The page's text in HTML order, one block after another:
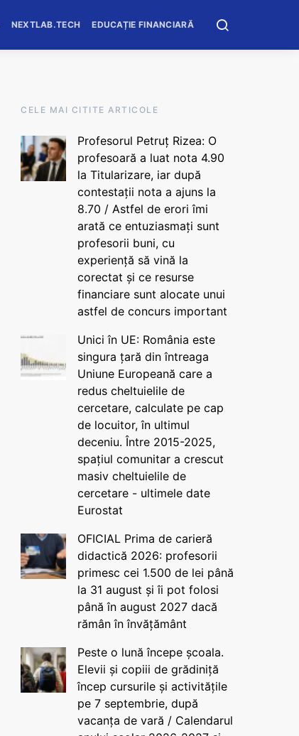
NEXTLAB.TECH EDUCAȚIE FINANCIARĂ
CELE MAI CITITE ARTICOLE
Profesorul Petruț Rizea: O
profesoară a luat nota 4.90
la Titularizare, iar după
contestații nota a ajuns la
8.70 / Astfel de erori îmi
arată ce entuziasmați sunt
profesorii buni, cu
experiență să vină la
corectat și ce resurse
financiare sunt alocate unui
astfel de concurs important
Unici în UE: România este
singura țară din întreaga
Uniune Europeană care a
redus cheltuielile de
cercetare, calculate pe cap
de locuitor, în ultimul
deceniu. Între 2015-2025,
spațiul comunitar a crescut
masiv cheltuielile de
cercetare - ultimele date
Eurostat
OFICIAL Prima de carieră
didactică 2026: profesorii
primesc cei 1.500 de lei până
la 31 august și îi pot folosi
până în august 2027 dacă
rămân în învățământ
Peste o lună începe școala.
Elevii și copiii de grădiniță
încep cursurile și activitățile
pe 7 septembrie, după
vacanța de vară / Calendarul